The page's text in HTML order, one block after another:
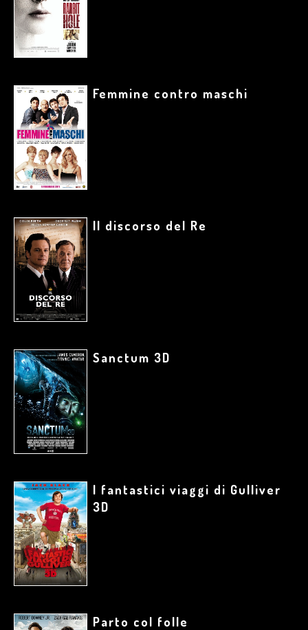
Femmine contro maschi
Il discorso del Re
Sanctum 3D
I fantastici viaggi di Gulliver
3D
Parto col folle